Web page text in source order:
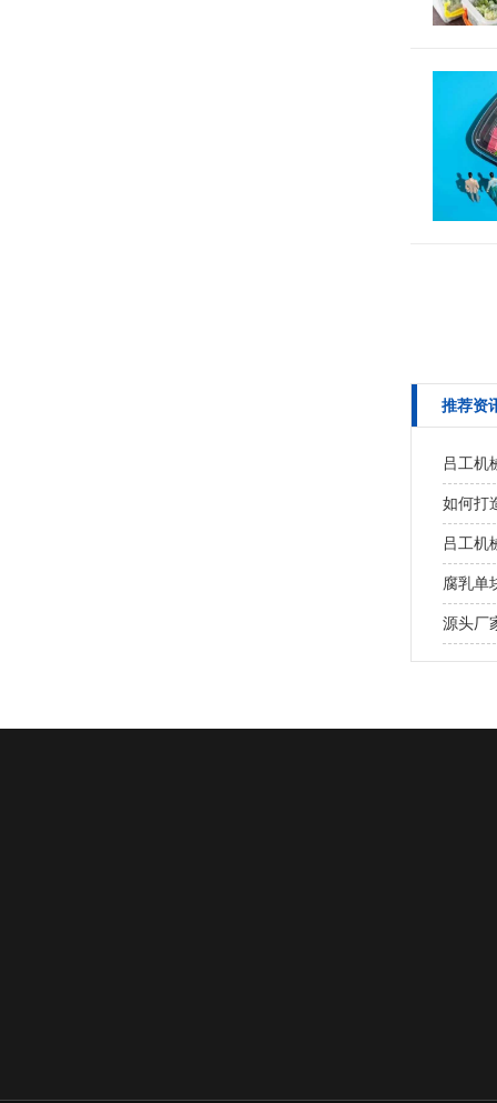
推荐资
吕工机
如何打
吕工机
腐乳单
源头厂